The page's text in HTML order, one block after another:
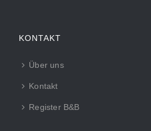
KONTAKT
Über uns
Kontakt
Register B&B